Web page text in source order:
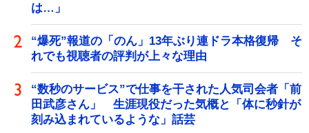
は…」
“爆死”報道の「のん」13年ぶり連ドラ本格復帰 そ
れでも視聴者の評判が上々な理由
“数秒のサービス”で仕事を干された人気司会者「前
田武彦さん」 生涯現役だった気概と「体に秒針が
刻み込まれているような」話芸